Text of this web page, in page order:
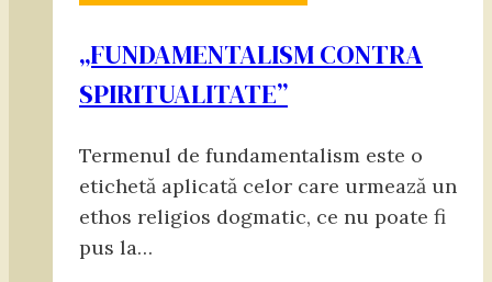
„FUNDAMENTALISM CONTRA
SPIRITUALITATE”
Termenul de fundamentalism este o
etichetă aplicată celor care urmează un
ethos religios dogmatic, ce nu poate fi
pus la…